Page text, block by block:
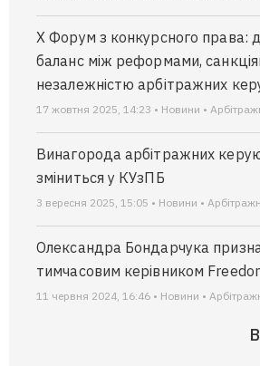
Х Форум з конкурсного права:
баланс між реформами,
незалежністю арбітражних
17 жовтня 2025, 14:23 • Новини •
Винагорода арбітражних
зміниться у КУзПБ
3 вересня 2025, 15:05 • Новини •
Олександра Бондарчука
тимчасовим керівником
11 червня 2024, 16:46 • Новини •